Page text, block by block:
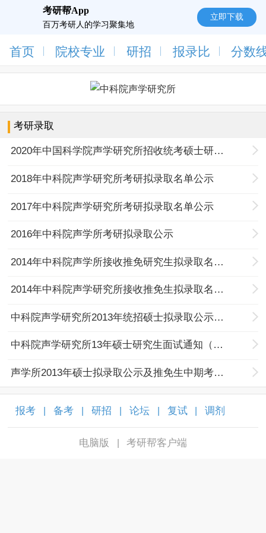
考研帮App
百万考研人的学习聚集地
立即下载
首页 院校专业 研招 报录比 分数
考研录取
2020年中国科学院声学研究所招收统考硕士研究生拟录取名单公示
2018年中科院声学研究所考研拟录取名单公示
2017年中科院声学研究所考研拟录取名单公示
2016年中科院声学所考研拟录取公示
2014年中科院声学所接收推免研究生拟录取名单（一批）
2014年中科院声学研究所接收推免生拟录取名单（二批）
中科院声学研究所2013年统招硕士拟录取公示（二批）
中科院声学研究所13年硕士研究生面试通知（二轮）
声学所2013年硕士拟录取公示及推免生中期考核通知
报考 备考 研招 论坛 复试 调剂
电脑版 考研帮客户端